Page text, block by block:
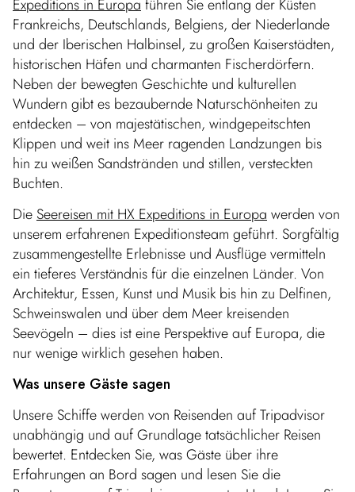
Expeditions in Europa führen Sie entlang der Küsten
Frankreichs, Deutschlands, Belgiens, der Niederlande
und der Iberischen Halbinsel, zu großen Kaiserstädten,
historischen Häfen und charmanten Fischerdörfern.
Neben der bewegten Geschichte und kulturellen
Wundern gibt es bezaubernde Naturschönheiten zu
entdecken – von majestätischen, windgepeitschten
Klippen und weit ins Meer ragenden Landzungen bis
hin zu weißen Sandstränden und stillen, versteckten
Buchten.
Die Seereisen mit HX Expeditions in Europa werden von
unserem erfahrenen Expeditionsteam geführt. Sorgfältig
zusammengestellte Erlebnisse und Ausflüge vermitteln
ein tieferes Verständnis für die einzelnen Länder. Von
Architektur, Essen, Kunst und Musik bis hin zu Delfinen,
Schweinswalen und über dem Meer kreisenden
Seevögeln – dies ist eine Perspektive auf Europa, die
nur wenige wirklich gesehen haben.
Was unsere Gäste sagen
Unsere Schiffe werden von Reisenden auf Tripadvisor
unabhängig und auf Grundlage tatsächlicher Reisen
bewertet. Entdecken Sie, was Gäste über ihre
Erfahrungen an Bord sagen und lesen Sie die